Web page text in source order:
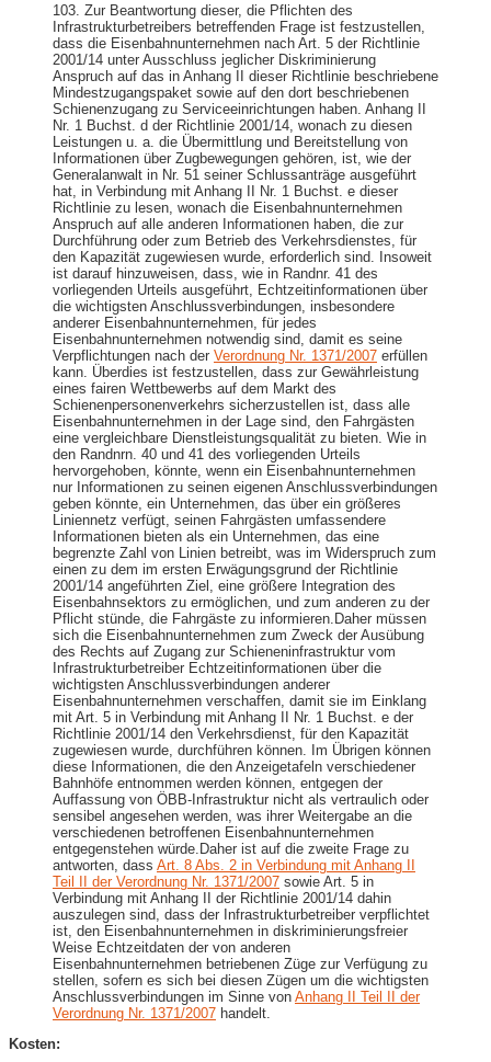
103. Zur Beantwortung dieser, die Pflichten des
Infrastrukturbetreibers betreffenden Frage ist festzustellen,
dass die Eisenbahnunternehmen nach Art. 5 der Richtlinie
2001/14 unter Ausschluss jeglicher Diskriminierung
Anspruch auf das in Anhang II dieser Richtlinie beschriebene
Mindestzugangspaket sowie auf den dort beschriebenen
Schienenzugang zu Serviceeinrichtungen haben. Anhang II
Nr. 1 Buchst. d der Richtlinie 2001/14, wonach zu diesen
Leistungen u. a. die Übermittlung und Bereitstellung von
Informationen über Zugbewegungen gehören, ist, wie der
Generalanwalt in Nr. 51 seiner Schlussanträge ausgeführt
hat, in Verbindung mit Anhang II Nr. 1 Buchst. e dieser
Richtlinie zu lesen, wonach die Eisenbahnunternehmen
Anspruch auf alle anderen Informationen haben, die zur
Durchführung oder zum Betrieb des Verkehrsdienstes, für
den Kapazität zugewiesen wurde, erforderlich sind. Insoweit
ist darauf hinzuweisen, dass, wie in Randnr. 41 des
vorliegenden Urteils ausgeführt, Echtzeitinformationen über
die wichtigsten Anschlussverbindungen, insbesondere
anderer Eisenbahnunternehmen, für jedes
Eisenbahnunternehmen notwendig sind, damit es seine
Verpflichtungen nach der Verordnung Nr. 1371/2007 erfüllen
kann. Überdies ist festzustellen, dass zur Gewährleistung
eines fairen Wettbewerbs auf dem Markt des
Schienenpersonenverkehrs sicherzustellen ist, dass alle
Eisenbahnunternehmen in der Lage sind, den Fahrgästen
eine vergleichbare Dienstleistungsqualität zu bieten. Wie in
den Randnrn. 40 und 41 des vorliegenden Urteils
hervorgehoben, könnte, wenn ein Eisenbahnunternehmen
nur Informationen zu seinen eigenen Anschlussverbindungen
geben könnte, ein Unternehmen, das über ein größeres
Liniennetz verfügt, seinen Fahrgästen umfassendere
Informationen bieten als ein Unternehmen, das eine
begrenzte Zahl von Linien betreibt, was im Widerspruch zum
einen zu dem im ersten Erwägungsgrund der Richtlinie
2001/14 angeführten Ziel, eine größere Integration des
Eisenbahnsektors zu ermöglichen, und zum anderen zu der
Pflicht stünde, die Fahrgäste zu informieren.Daher müssen
sich die Eisenbahnunternehmen zum Zweck der Ausübung
des Rechts auf Zugang zur Schieneninfrastruktur vom
Infrastrukturbetreiber Echtzeitinformationen über die
wichtigsten Anschlussverbindungen anderer
Eisenbahnunternehmen verschaffen, damit sie im Einklang
mit Art. 5 in Verbindung mit Anhang II Nr. 1 Buchst. e der
Richtlinie 2001/14 den Verkehrsdienst, für den Kapazität
zugewiesen wurde, durchführen können. Im Übrigen können
diese Informationen, die den Anzeigetafeln verschiedener
Bahnhöfe entnommen werden können, entgegen der
Auffassung von ÖBB-​Infrastruktur nicht als vertraulich oder
sensibel angesehen werden, was ihrer Weitergabe an die
verschiedenen betroffenen Eisenbahnunternehmen
entgegenstehen würde.Daher ist auf die zweite Frage zu
antworten, dass Art. 8 Abs. 2 in Verbindung mit Anhang II
Teil II der Verordnung Nr. 1371/2007 sowie Art. 5 in
Verbindung mit Anhang II der Richtlinie 2001/14 dahin
auszulegen sind, dass der Infrastrukturbetreiber verpflichtet
ist, den Eisenbahnunternehmen in diskriminierungsfreier
Weise Echtzeitdaten der von anderen
Eisenbahnunternehmen betriebenen Züge zur Verfügung zu
stellen, sofern es sich bei diesen Zügen um die wichtigsten
Anschlussverbindungen im Sinne von Anhang II Teil II der
Verordnung Nr. 1371/2007 handelt.
Kosten: